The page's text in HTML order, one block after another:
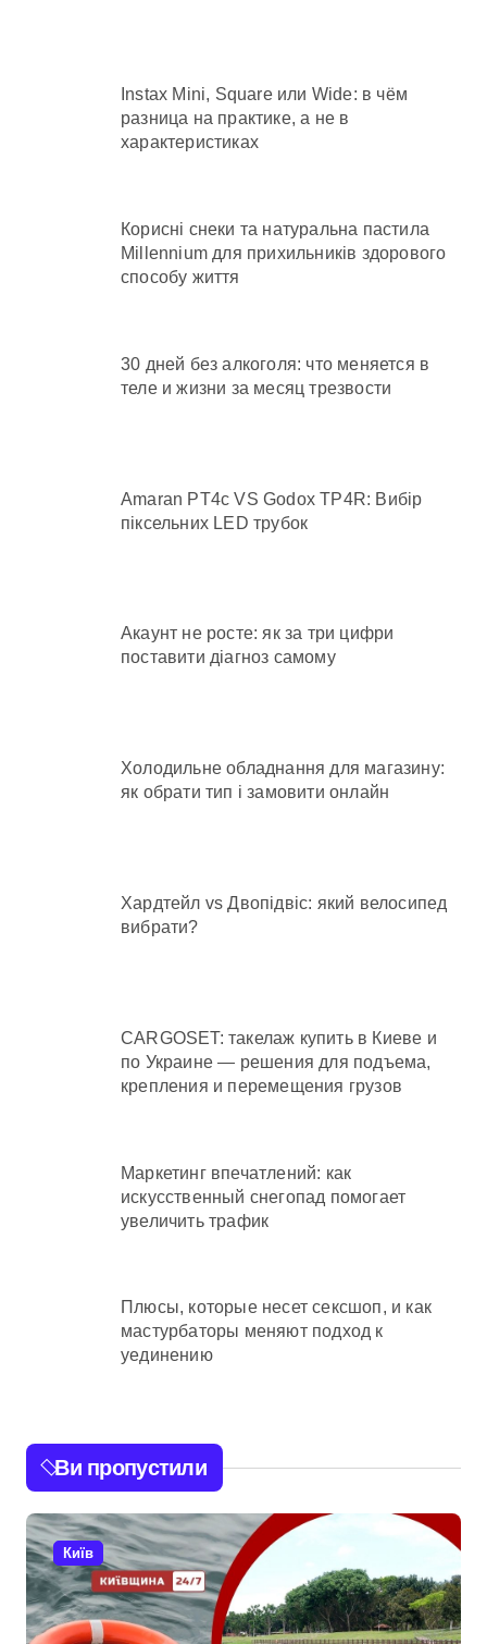
Instax Mini, Square или Wide: в чём
разница на практике, а не в
характеристиках
Корисні снеки та натуральна пастила
Millennium для прихильників здорового
способу життя
30 дней без алкоголя: что меняется в
теле и жизни за месяц трезвости
Amaran PT4c VS Godox TP4R: Вибір
піксельних LED трубок
Акаунт не росте: як за три цифри
поставити діагноз самому
Холодильне обладнання для магазину:
як обрати тип і замовити онлайн
Хардтейл vs Двопідвіс: який велосипед
вибрати?
CARGOSET: такелаж купить в Киеве и
по Украине — решения для подъема,
крепления и перемещения грузов
Маркетинг впечатлений: как
искусственный снегопад помогает
увеличить трафик
Плюсы, которые несет сексшоп, и как
мастурбаторы меняют подход к
уединению
Ви пропустили
Київ